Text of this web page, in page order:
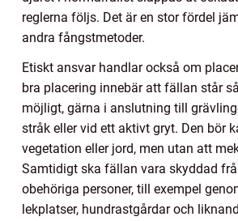
reglerna följs. Det är en stor fördel
andra fångstmetoder.
Etiskt ansvar handlar också om
bra placering innebär att fällan står
möjligt, gärna i anslutning till
stråk eller vid ett aktivt gryt. Den bör
vegetation eller jord, men utan att
Samtidigt ska fällan vara skyddad
obehöriga personer, till exempel
lekplatser, hundrastgårdar och